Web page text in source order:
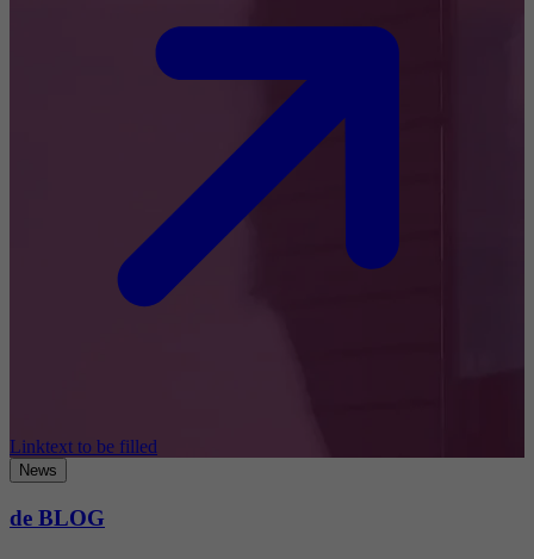
Linktext to be filled
News
de BLOG